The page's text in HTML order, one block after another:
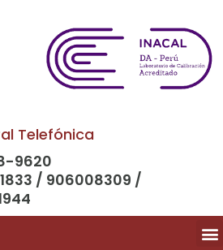
Telefónica
9620
/ 906008309 /